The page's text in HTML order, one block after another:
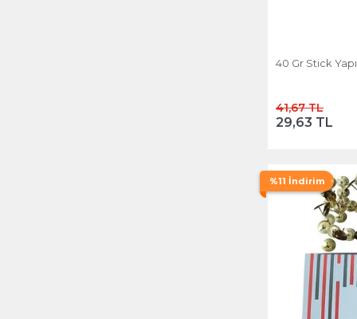
40 Gr Stick
41,67 TL
29,63 TL
%11 İndirim